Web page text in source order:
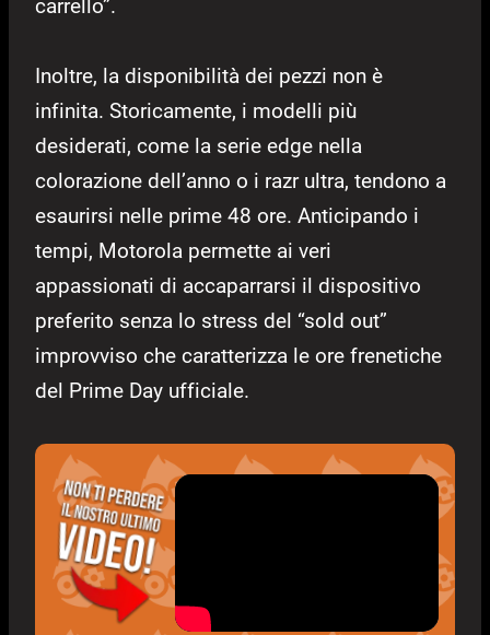
carrello”.
Inoltre, la disponibilità dei pezzi non è
infinita. Storicamente, i modelli più
desiderati, come la serie edge nella
colorazione dell’anno o i razr ultra, tendono a
esaurirsi nelle prime 48 ore. Anticipando i
tempi, Motorola permette ai veri
appassionati di accaparrarsi il dispositivo
preferito senza lo stress del “sold out”
improvviso che caratterizza le ore frenetiche
del Prime Day ufficiale.